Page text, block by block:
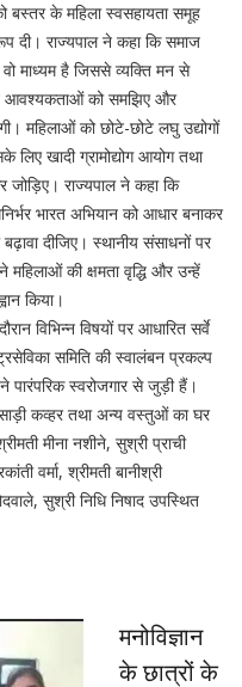
बस्तर के महिला स्वसहायता समूह
दी। राज्यपाल ने कहा कि समाज
वो माध्यम है जिससे व्यक्ति मन से
आवश्यकताओं को समझिए और
महिलाओं को छोटे-छोटे लघु उद्योगों
लिए खादी ग्रामोद्योग आयोग तथा
राज्यपाल ने कहा कि
भारत अभियान को आधार बनाकर
दीजिए। स्थानीय संसाधनों पर
महिलाओं की क्षमता वृद्धि और उन्हें
किया।
विभिन्न विषयों पर आधारित सर्वे
समिति की स्वालंबन प्रकल्प
पारंपरिक स्वरोजगार से जुड़ी हैं।
कव्हर तथा अन्य वस्तुओं का घर
मीना नशीने, सुश्री प्राची
वर्मा, श्रीमती बानीश्री
सुश्री निधि निषाद उपस्थित
मनोविज्ञान
के छात्रों के